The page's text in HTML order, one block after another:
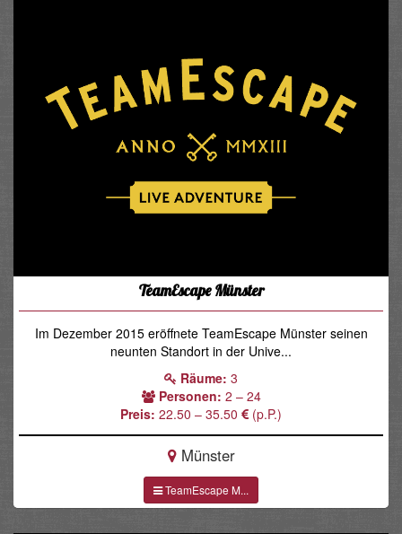
TeamEscape Münster
Im Dezember 2015 eröffnete TeamEscape Münster seinen
neunten Standort in der Unive...
Räume: 3
Personen: 2 – 24
Preis: 22.50 – 35.50 (p.P.)
Münster
TeamEscape M...